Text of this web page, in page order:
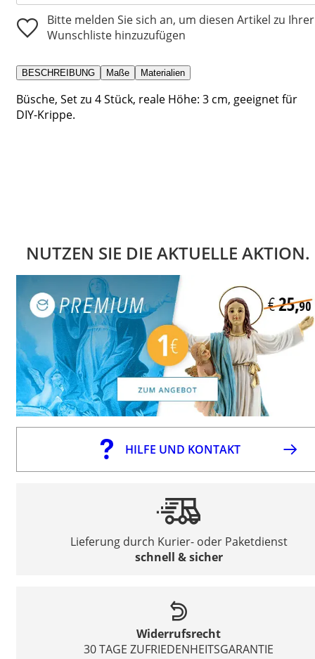
Bitte melden Sie sich an, um diesen Artikel zu Ihrer
Wunschliste hinzuzufügen
BESCHREIBUNG Maße Materialien
Büsche, Set zu 4 Stück, reale Höhe: 3 cm, geeignet für
DIY-Krippe.
NUTZEN SIE DIE AKTUELLE AKTION.
HILFE UND KONTAKT
Lieferung durch Kurier- oder Paketdienst
schnell & sicher
Widerrufsrecht
30 TAGE ZUFRIEDENHEITSGARANTIE